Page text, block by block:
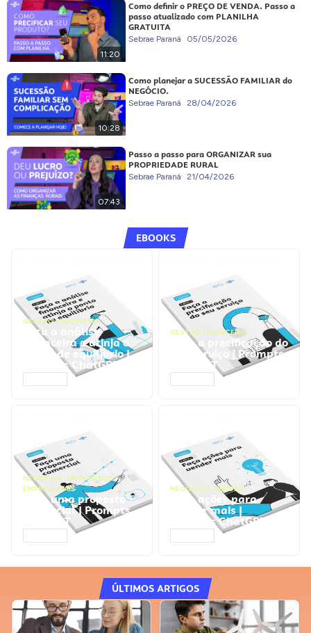
11:20
Como definir o PREÇO DE VENDA. Passo a
passo atualizado com PLANILHA
GRATUITA
Sebrae Paraná 05/05/2026
10:28
Como planejar a SUCESSÃO FAMILIAR do
NEGÓCIO.
Sebrae Paraná 28/04/2026
07:43
Passo a passo para ORGANIZAR sua
PROPRIEDADE RURAL
Sebrae Paraná 21/04/2026
EBOOKS
GESTÃO FINANCEIRA
Faça a análise
financeira e atinja o
ponto de equilíbrio |
Prompts ChatGPT
GESTÃO FINANCEIRA
Faça a precificação do
seu serviço | Prompts
ChatGPT
NEGÓCIOS, PROCESSOS
EMPRESARIAIS
Faça uma proposta
comercial | Prompts
ChatGPT
NEGÓCIOS, VENDAS
Faça ações para
vender mais |
Prompts ChatGPT
ÚLTIMOS ARTIGOS